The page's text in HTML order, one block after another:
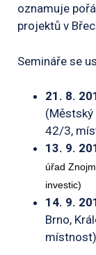
oznamuje
projektů v
Semináře se
21. 8.
(Městský
42/3,
13. 9.
úřad
investic)
14. 9.
Brno,